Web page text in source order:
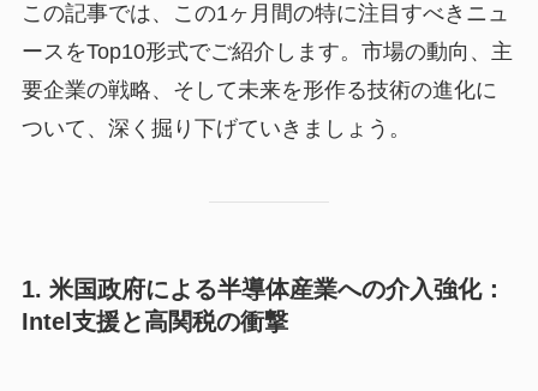
この記事では、この1ヶ月間の特に注目すべきニュ
ースをTop10形式でご紹介します。市場の動向、主
要企業の戦略、そして未来を形作る技術の進化に
ついて、深く掘り下げていきましょう。
1. 米国政府による半導体産業への介入強化：
Intel支援と高関税の衝撃